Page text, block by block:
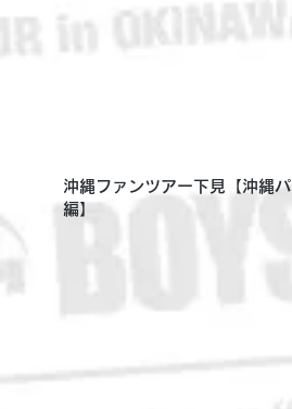
沖縄ファンツアー下見【沖縄
編】